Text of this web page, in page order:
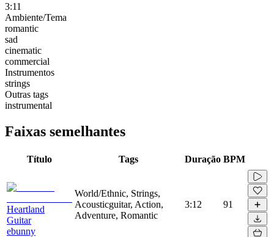
3:11
Ambiente/Tema
romantic
sad
cinematic
commercial
Instrumentos
strings
Outras tags
instrumental
Faixas semelhantes
Título Tags Duração BPM
Heartland
Guitar
ebunny
World/Ethnic, Strings,
Acousticguitar, Action,
Adventure, Romantic
3:12 91